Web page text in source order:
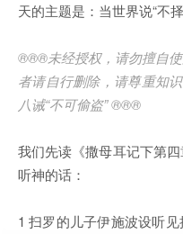
天的主题是：当世界说“不
®®®未经授权，请勿擅自
者请自行删除，请尊重知
八诫“不可偷盗” ®®®
我们先读《撒母耳记下第
听神的话：
1 扫罗的儿子伊施波设听